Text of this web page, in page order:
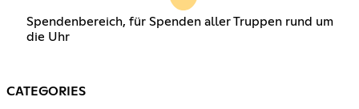
Spendenbereich, für Spenden aller Truppen rund um
die Uhr
CATEGORIES